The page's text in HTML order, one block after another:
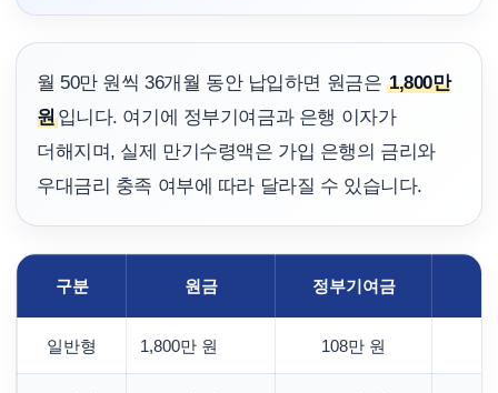
월 50만 원씩 36개월 동안 납입하면 원금은 1,800만
원입니다. 여기에 정부기여금과 은행 이자가
더해지며, 실제 만기수령액은 가입 은행의 금리와
우대금리 충족 여부에 따라 달라질 수 있습니다.
구분 원금 정부기여금
일반형 1,800만 원 108만 원